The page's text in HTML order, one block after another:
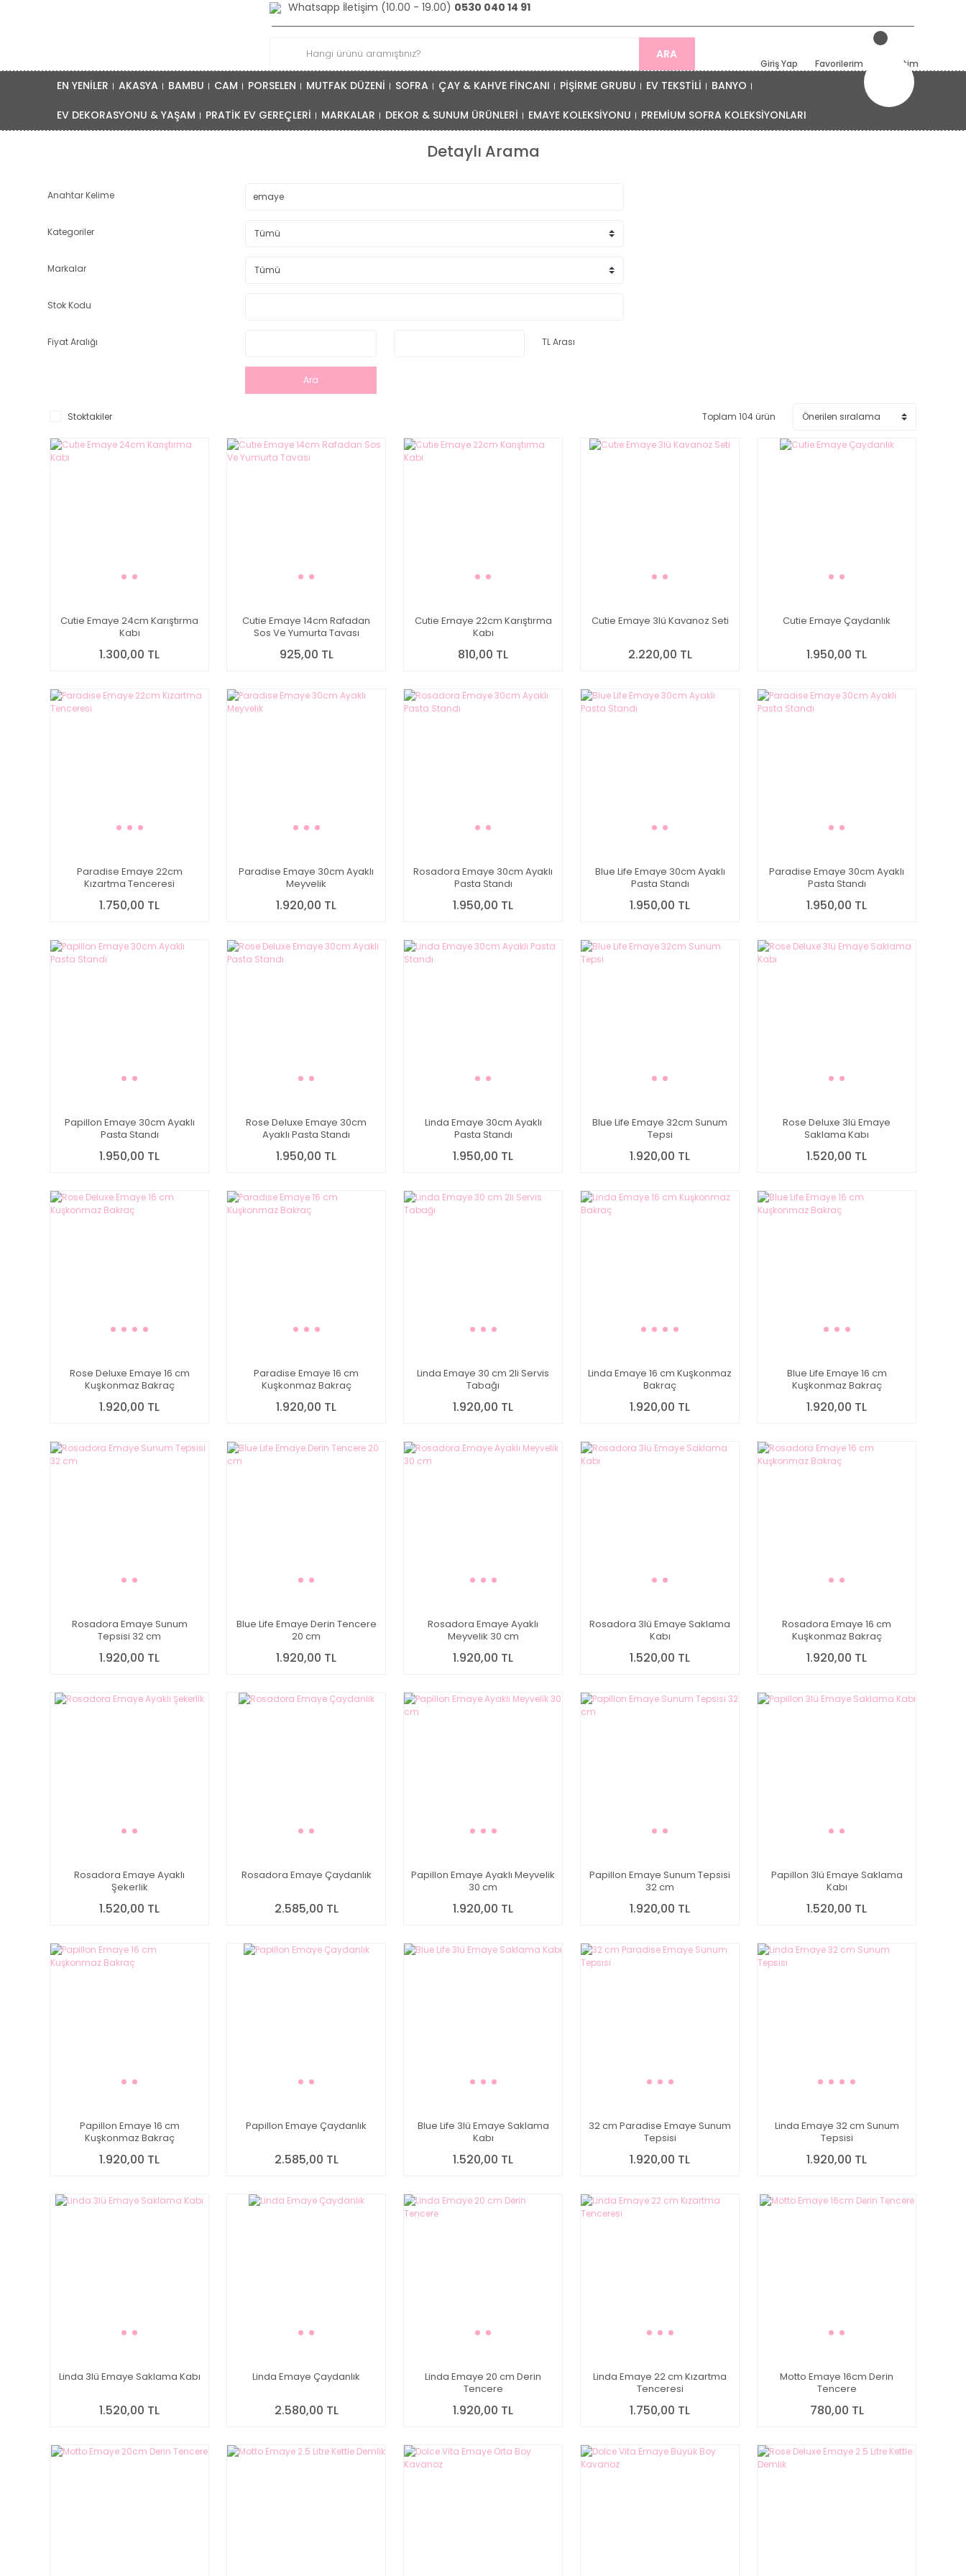
Whatsapp İletişim (10.00 - 19.00) 0530 040 14 91
ARA
Giriş Yap Favorilerim Sepetim
EN YENİLER AKASYA BAMBU CAM PORSELEN MUTFAK DÜZENİ SOFRA ÇAY & KAHVE FİNCANI PİŞİRME GRUBU EV TEKSTİLİ BANYO
EV DEKORASYONU & YAŞAM PRATİK EV GEREÇLERİ MARKALAR DEKOR & SUNUM ÜRÜNLERİ EMAYE KOLEKSİYONU PREMİUM SOFRA KOLEKSİYONLARI
Detaylı Arama
Anahtar Kelime
Kategoriler
Markalar
Stok Kodu
Fiyat Aralığı TL Arası
Ara
Stoktakiler Toplam 104 ürün
Cutie Emaye 24cm Karıştırma
Kabı
1.300,00 TL
Cutie Emaye 14cm Rafadan
Sos Ve Yumurta Tavası
925,00 TL
Cutie Emaye 22cm Karıştırma
Kabı
810,00 TL
Cutie Emaye 3lü Kavanoz Seti
2.220,00 TL
Cutie Emaye Çaydanlık
1.950,00 TL
Paradise Emaye 22cm
Kızartma Tenceresi
1.750,00 TL
Paradise Emaye 30cm Ayaklı
Meyvelik
1.920,00 TL
Rosadora Emaye 30cm Ayaklı
Pasta Standı
1.950,00 TL
Blue Life Emaye 30cm Ayaklı
Pasta Standı
1.950,00 TL
Paradise Emaye 30cm Ayaklı
Pasta Standı
1.950,00 TL
Papillon Emaye 30cm Ayaklı
Pasta Standı
1.950,00 TL
Rose Deluxe Emaye 30cm
Ayaklı Pasta Standı
1.950,00 TL
Linda Emaye 30cm Ayaklı
Pasta Standı
1.950,00 TL
Blue Life Emaye 32cm Sunum
Tepsi
1.920,00 TL
Rose Deluxe 3lü Emaye
Saklama Kabı
1.520,00 TL
Rose Deluxe Emaye 16 cm
Kuşkonmaz Bakraç
1.920,00 TL
Paradise Emaye 16 cm
Kuşkonmaz Bakraç
1.920,00 TL
Linda Emaye 30 cm 2li Servis
Tabağı
1.920,00 TL
Linda Emaye 16 cm Kuşkonmaz
Bakraç
1.920,00 TL
Blue Life Emaye 16 cm
Kuşkonmaz Bakraç
1.920,00 TL
Rosadora Emaye Sunum
Tepsisi 32 cm
1.920,00 TL
Blue Life Emaye Derin Tencere
20 cm
1.920,00 TL
Rosadora Emaye Ayaklı
Meyvelik 30 cm
1.920,00 TL
Rosadora 3lü Emaye Saklama
Kabı
1.520,00 TL
Rosadora Emaye 16 cm
Kuşkonmaz Bakraç
1.920,00 TL
Rosadora Emaye Ayaklı
Şekerlik
1.520,00 TL
Rosadora Emaye Çaydanlık
2.585,00 TL
Papillon Emaye Ayaklı Meyvelik
30 cm
1.920,00 TL
Papillon Emaye Sunum Tepsisi
32 cm
1.920,00 TL
Papillon 3lü Emaye Saklama
Kabı
1.520,00 TL
Papillon Emaye 16 cm
Kuşkonmaz Bakraç
1.920,00 TL
Papillon Emaye Çaydanlık
2.585,00 TL
Blue Life 3lü Emaye Saklama
Kabı
1.520,00 TL
32 cm Paradise Emaye Sunum
Tepsisi
1.920,00 TL
Linda Emaye 32 cm Sunum
Tepsisi
1.920,00 TL
Linda 3lü Emaye Saklama Kabı
1.520,00 TL
Linda Emaye Çaydanlık
2.580,00 TL
Linda Emaye 20 cm Derin
Tencere
1.920,00 TL
Linda Emaye 22 cm Kızartma
Tenceresi
1.750,00 TL
Motto Emaye 16cm Derin
Tencere
780,00 TL